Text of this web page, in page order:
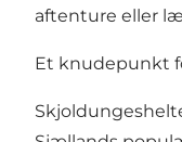
aftenture eller
Et knudepunkt